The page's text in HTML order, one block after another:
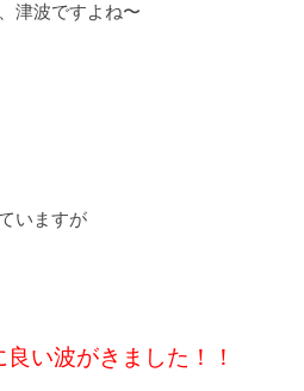
津波ですよね〜
いますが
い波がきました！！